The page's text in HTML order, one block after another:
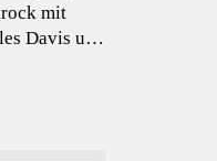
mit
Davis und